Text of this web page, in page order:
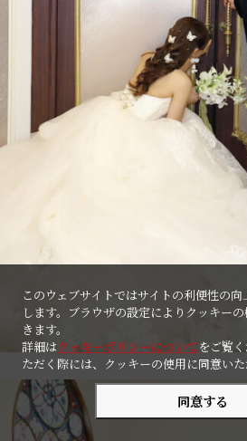
このウェブサイトではサイトの利便性の
します。ブラウザの設定によりクッキー
きます。
詳細はクッキーポリシーについてをご覧
ただく際には、クッキーの使用に同意いた
同意する